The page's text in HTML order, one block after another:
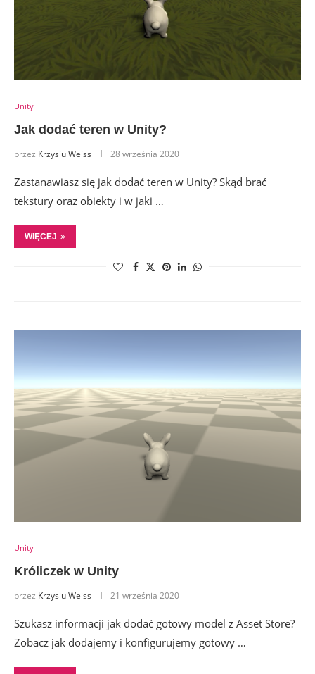
Unity
Jak dodać teren w Unity?
przez Krzysiu Weiss 28 września 2020
Zastanawiasz się jak dodać teren w Unity? Skąd brać
tekstury oraz obiekty i w jaki …
WIĘCEJ
Unity
Króliczek w Unity
przez Krzysiu Weiss 21 września 2020
Szukasz informacji jak dodać gotowy model z Asset Store?
Zobacz jak dodajemy i konfigurujemy gotowy …